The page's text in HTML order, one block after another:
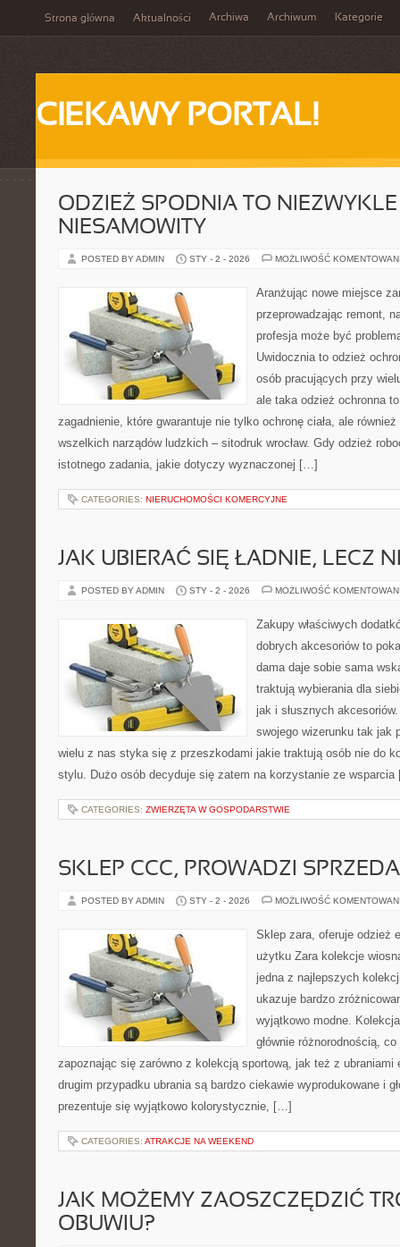
Strona główna Aktualności Archiwa Archiwum Kategorie
CIEKAWY PORTAL!
ODZIEŻ SPODNIA TO NIEZWYKLE
NIESAMOWITY
POSTED BY ADMIN STY - 2 - 2026 MOŻLIWOŚĆ
Aranżując nowe miejsce
przeprowadzając remont,
profesja może być
Uwidocznia to odzież
osób pracujących przy
ale taka odzież ochronna
zagadnienie, które gwarantuje nie tylko ochronę ciała, ale
wszelkich narządów ludzkich – sitodruk wrocław. Gdy odzież
istotnego zadania, jakie dotyczy wyznaczonej […]
CATEGORIES: NIERUCHOMOŚCI KOMERCYJNE
JAK UBIERAĆ SIĘ ŁADNIE, LECZ
POSTED BY ADMIN STY - 2 - 2026 MOŻLIWOŚĆ
Zakupy właściwych
dobrych akcesoriów to
dama daje sobie sama
traktują wybierania dla
jak i słusznych
swojego wizerunku tak jak
wielu z nas styka się z przeszkodami jakie traktują osób nie do
stylu. Dużo osób decyduje się zatem na korzystanie ze
CATEGORIES: ZWIERZĘTA W GOSPODARSTWIE
SKLEP CCC, PROWADZI
POSTED BY ADMIN STY - 2 - 2026 MOŻLIWOŚĆ
Sklep zara, oferuje odzież
użytku Zara kolekcje
jedna z najlepszych
ukazuje bardzo
wyjątkowo modne.
głównie różnorodnością,
zapoznając się zarówno z kolekcją sportową, jak też z ubraniami
drugim przypadku ubrania są bardzo ciekawie wyprodukowane i
prezentuje się wyjątkowo kolorystycznie, […]
CATEGORIES: ATRAKCJE NA WEEKEND
JAK MOŻEMY ZAOSZCZĘDZIĆ
OBUWIU?